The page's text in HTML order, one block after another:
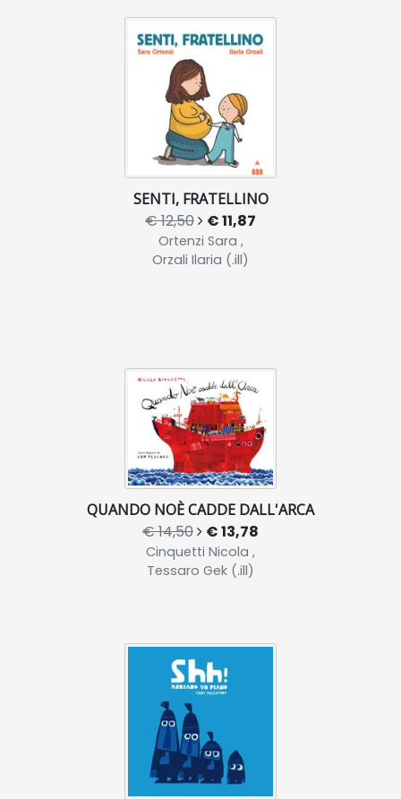
SENTI, FRATELLINO
€ 12,50 € 11,87
Ortenzi Sara ,
Orzali Ilaria (.ill)
QUANDO NOÈ CADDE DALL'ARCA
€ 14,50 € 13,78
Cinquetti Nicola ,
Tessaro Gek (.ill)